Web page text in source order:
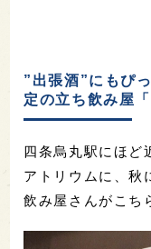
”出張酒”にもぴ
定の立ち飲み屋
四条烏丸駅にほど
アトリウムに、秋
飲み屋さんがこち